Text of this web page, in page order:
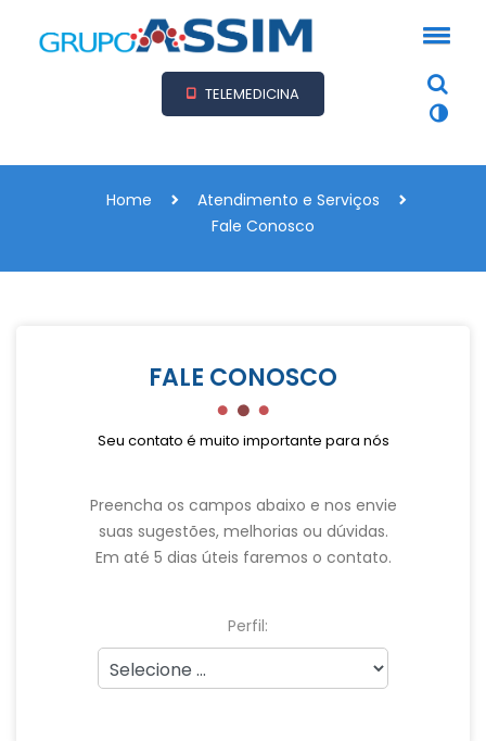
TELEMEDICINA
Home
Atendimento e Serviços
Fale Conosco
FALE CONOSCO
Seu contato é muito importante para nós
Preencha os campos abaixo e nos envie
suas sugestões, melhorias ou dúvidas.
Em até 5 dias úteis faremos o contato.
Perfil: